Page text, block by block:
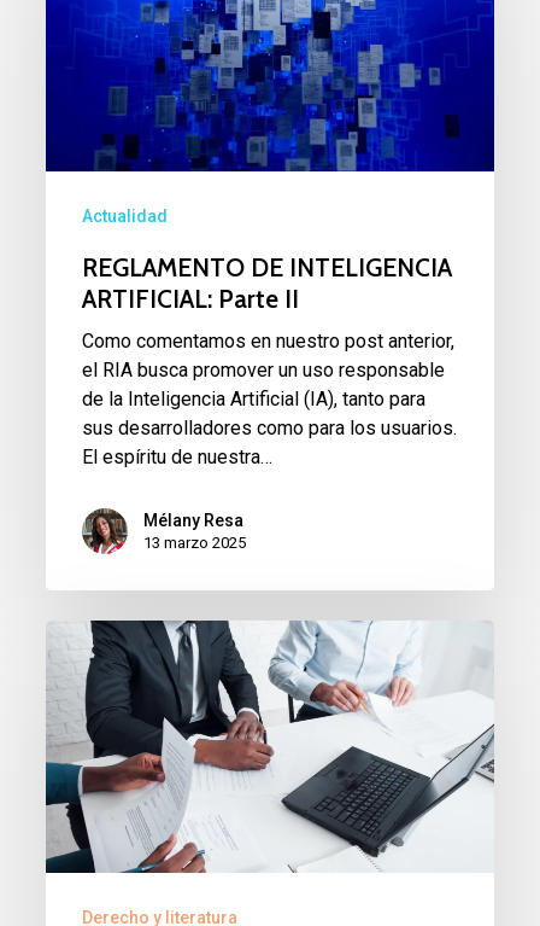
INTELIGENCIA
ARTIFICIAL:
Actualidad
REGLAMENTO DE INTELIGENCIA
ARTIFICIAL: Parte II
Como comentamos en nuestro post anterior,
el RIA busca promover un uso responsable
de la Inteligencia Artificial (IA), tanto para
sus desarrolladores como para los usuarios.
El espíritu de nuestra…
Mélany Resa
13 marzo 2025
Pactos
de
Voto
Sindicado:
Oponibilidad
revocación
Derecho y literatura